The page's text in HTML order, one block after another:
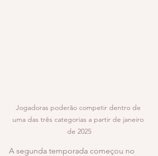
Jogadoras poderão competir dentro de
uma das três categorias a partir de janeiro
de 2025
A segunda temporada começou no